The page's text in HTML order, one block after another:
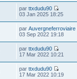
parttxdudu90
03 Jan 2025 18:25
parAuvergneferroviaire
03 Sep 2022 19:18
parttxdudu90
17 Mar 2022 10:21
parttxdudu90
17 Mar 2022 10:19